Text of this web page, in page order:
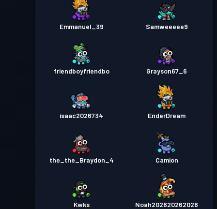
Emmanuel_39 Samweeeee9
friendboyfriendbo Grayson67_6
isaac2026734 EnderDream
the_the_Braydon_4 Camion
Kwks Noah202620262026